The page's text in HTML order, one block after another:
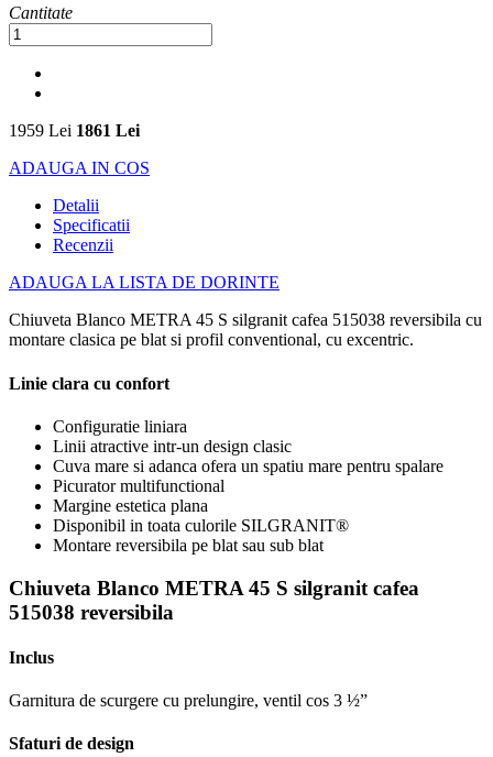
Cantitate
1959 Lei 1861 Lei
ADAUGA IN COS
Detalii
Specificatii
Recenzii
ADAUGA LA LISTA DE DORINTE
Chiuveta Blanco METRA 45 S silgranit cafea 515038 reversibila cu
montare clasica pe blat si profil conventional, cu excentric.
Linie clara cu confort
Configuratie liniara
Linii atractive intr-un design clasic
Cuva mare si adanca ofera un spatiu mare pentru spalare
Picurator multifunctional
Margine estetica plana
Disponibil in toata culorile SILGRANIT®
Montare reversibila pe blat sau sub blat
Chiuveta Blanco METRA 45 S silgranit cafea
515038 reversibila
Inclus
Garnitura de scurgere cu prelungire, ventil cos 3 ½”
Sfaturi de design